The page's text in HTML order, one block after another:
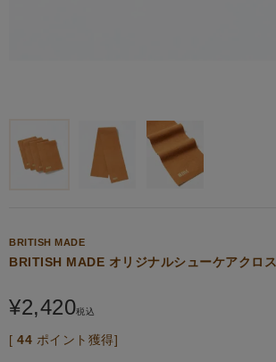
BRITISH MADE
BRITISH MADE オリジナルシューケアクロ
¥2,420税込
[ 44 ポイント獲得]